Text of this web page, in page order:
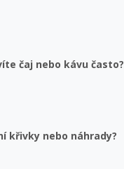
čaj nebo kávu často?
křivky nebo náhrady?